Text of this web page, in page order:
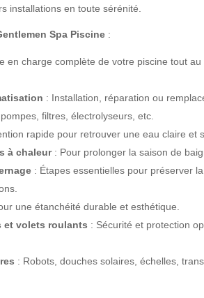
installations en toute sérénité.
Spa Piscine :
en charge complète de votre piscine tout au
: Installation, réparation ou
filtres, électrolyseurs, etc.
rapide pour retrouver une eau claire et
à chaleur: Pour prolonger la saison de
: Étapes essentielles pour préserver
une étanchéité durable et esthétique.
et volets roulants : Sécurité et protection
: Robots, douches solaires, échelles,